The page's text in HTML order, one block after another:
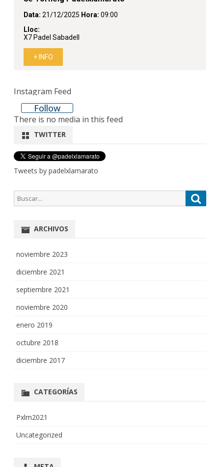
Instagram Feed
Follow
There is no media in this feed
TWITTER
Tweets by padelxlamarato
Buscar
por:
ARCHIVOS
noviembre 2023
diciembre 2021
septiembre 2021
noviembre 2020
enero 2019
octubre 2018
diciembre 2017
CATEGORÍAS
Pxlm2021
Uncategorized